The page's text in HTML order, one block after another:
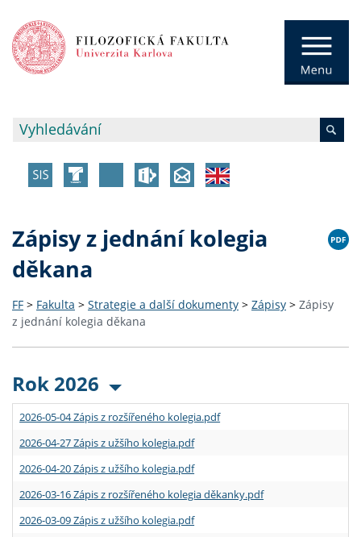
Zápisy z jednání kolegia
děkana
FF > Fakulta > Strategie a další dokumenty > Zápisy > Zápisy
z jednání kolegia děkana
Rok 2026
2026-05-04 Zápis z rozšířeného kolegia.pdf
2026-04-27 Zápis z užšího kolegia.pdf
2026-04-20 Zápis z užšího kolegia.pdf
2026-03-16 Zápis z rozšířeného kolegia děkanky.pdf
2026-03-09 Zápis z užšího kolegia.pdf